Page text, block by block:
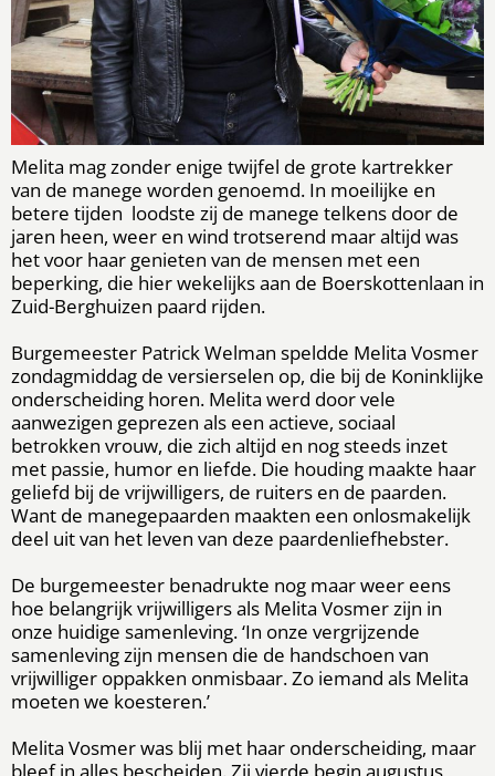
Melita mag zonder enige twijfel de grote kartrekker
van de manege worden genoemd. In moeilijke en
betere tijden loodste zij de manege telkens door de
jaren heen, weer en wind trotserend maar altijd was
het voor haar genieten van de mensen met een
beperking, die hier wekelijks aan de Boerskottenlaan in
Zuid-Berghuizen paard rijden.
Burgemeester Patrick Welman speldde Melita Vosmer
zondagmiddag de versierselen op, die bij de Koninklijke
onderscheiding horen. Melita werd door vele
aanwezigen geprezen als een actieve, sociaal
betrokken vrouw, die zich altijd en nog steeds inzet
met passie, humor en liefde. Die houding maakte haar
geliefd bij de vrijwilligers, de ruiters en de paarden.
Want de manegepaarden maakten een onlosmakelijk
deel uit van het leven van deze paardenliefhebster.
De burgemeester benadrukte nog maar weer eens
hoe belangrijk vrijwilligers als Melita Vosmer zijn in
onze huidige samenleving. ‘In onze vergrijzende
samenleving zijn mensen die de handschoen van
vrijwilliger oppakken onmisbaar. Zo iemand als Melita
moeten we koesteren.’
Melita Vosmer was blij met haar onderscheiding, maar